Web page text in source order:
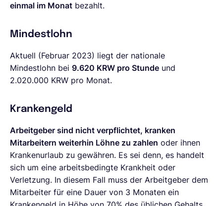
einmal im Monat bezahlt.
Mindestlohn
Aktuell (Februar 2023) liegt der nationale
Mindestlohn bei 9.620 KRW pro Stunde und
2.020.000 KRW pro Monat.
Krankengeld
Arbeitgeber sind nicht verpflichtet, kranken
Mitarbeitern weiterhin Löhne zu zahlen oder ihnen
Krankenurlaub zu gewähren. Es sei denn, es handelt
sich um eine arbeitsbedingte Krankheit oder
Verletzung. In diesem Fall muss der Arbeitgeber dem
Mitarbeiter für eine Dauer von 3 Monaten ein